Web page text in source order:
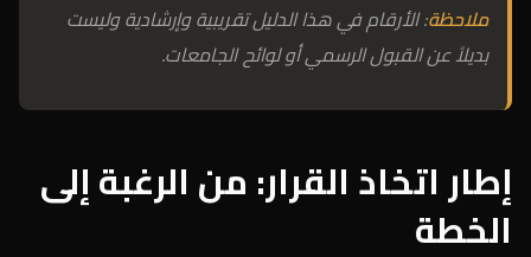
ملاحظة: الأرقام في هذا الدليل تقريبية وإرشادية وليست
بديلاً عن القبول الرسمي أو لوائح الجامعات.
إطار اتخاذ القرار: من الرغبة إلى
الخطة